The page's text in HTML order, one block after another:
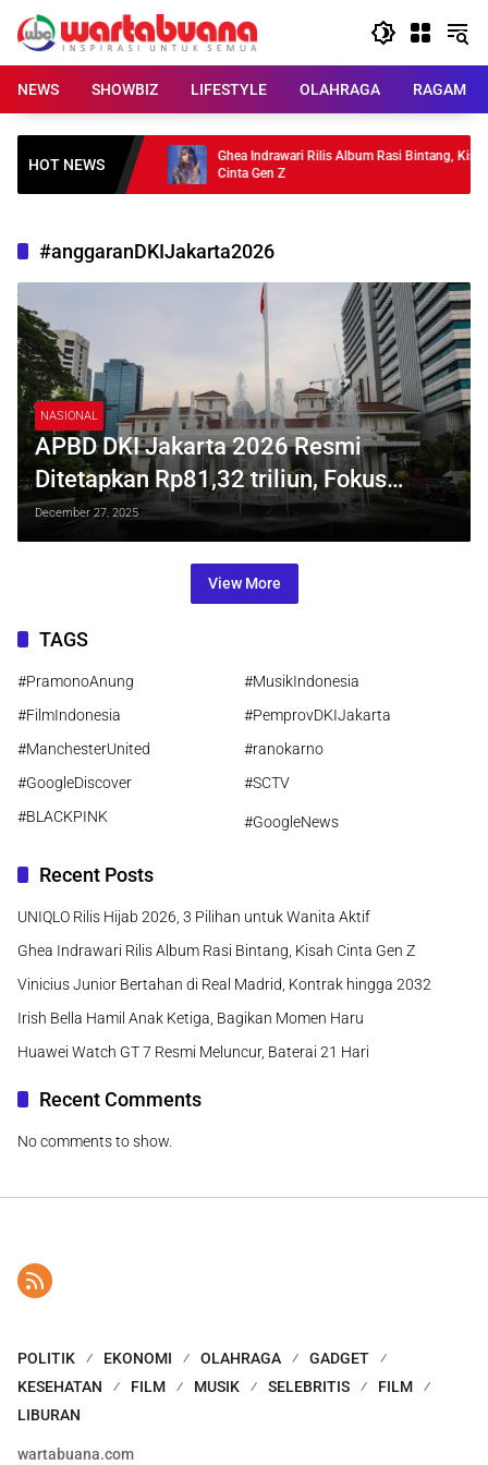
content
NEWS
SHOWBIZ LIFESTYLE OLAHRAGA RAGAM
HOT NEWS
Pilihan untuk
Ghea Indrawari Rilis Album Rasi Bintang, Kisah
Cinta Gen Z
#anggaranDKIJakarta2026
NASIONAL
APBD DKI Jakarta 2026 Resmi
Ditetapkan Rp81,32 triliun, Fokus
Banjir, Sampah, Hingga Kemacetan
December 27, 2025
View More
TAGS
#PramonoAnung
#MusikIndonesia
#FilmIndonesia
#PemprovDKIJakarta
#ManchesterUnited
#ranokarno
#GoogleDiscover
#SCTV
#BLACKPINK
#GoogleNews
Recent Posts
UNIQLO Rilis Hijab 2026, 3 Pilihan untuk Wanita Aktif
Ghea Indrawari Rilis Album Rasi Bintang, Kisah Cinta Gen Z
Vinicius Junior Bertahan di Real Madrid, Kontrak hingga 2032
Irish Bella Hamil Anak Ketiga, Bagikan Momen Haru
Huawei Watch GT 7 Resmi Meluncur, Baterai 21 Hari
Recent Comments
No comments to show.
POLITIK EKONOMI OLAHRAGA
GADGET
KESEHATAN
FILM MUSIK SELEBRITIS
FILM
LIBURAN
wartabuana.com